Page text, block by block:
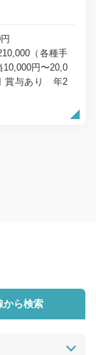
（各種手
円〜20,0
賞与あり 年2
から検索